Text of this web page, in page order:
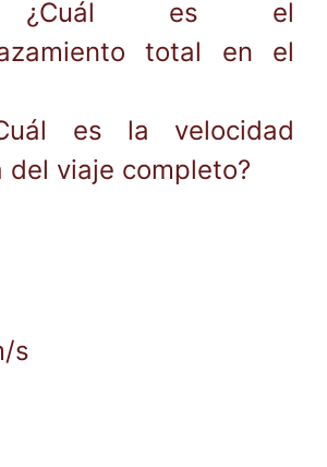
es el
total en el
es la velocidad
del viaje completo?
s